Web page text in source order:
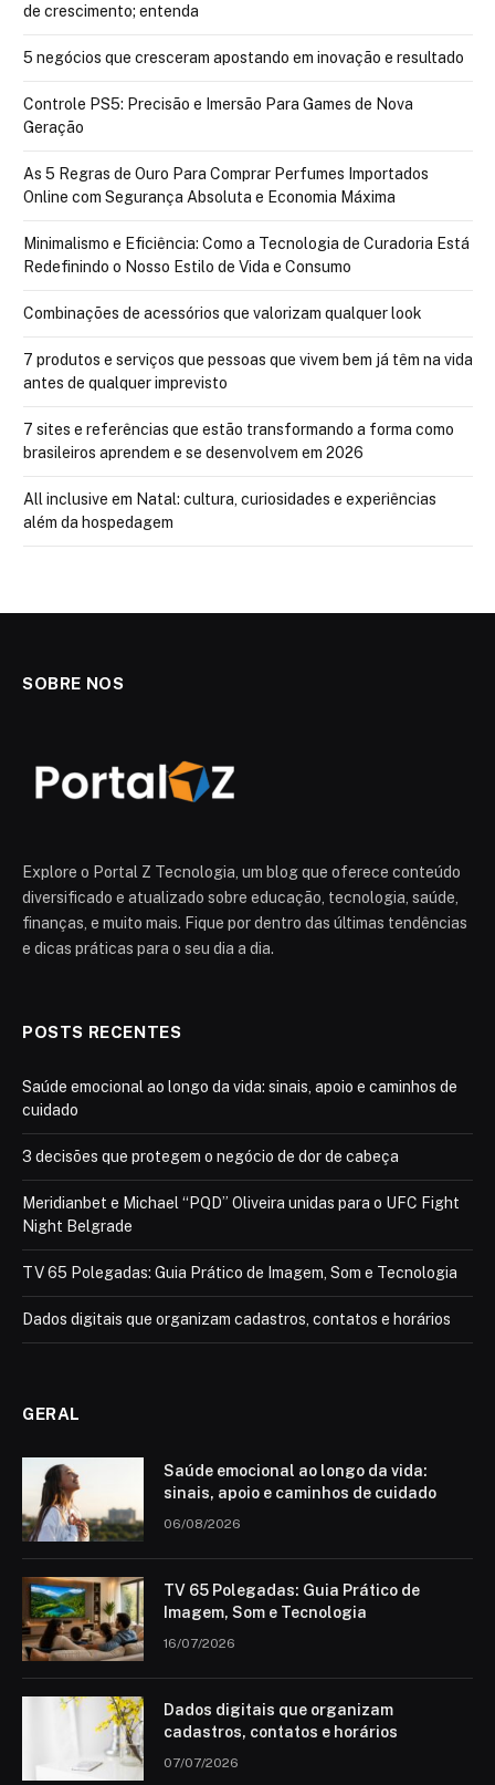
de crescimento; entenda
5 negócios que cresceram apostando em inovação e resultado
Controle PS5: Precisão e Imersão Para Games de Nova
Geração
As 5 Regras de Ouro Para Comprar Perfumes Importados
Online com Segurança Absoluta e Economia Máxima
Minimalismo e Eficiência: Como a Tecnologia de Curadoria Está
Redefinindo o Nosso Estilo de Vida e Consumo
Combinações de acessórios que valorizam qualquer look
7 produtos e serviços que pessoas que vivem bem já têm na vida
antes de qualquer imprevisto
7 sites e referências que estão transformando a forma como
brasileiros aprendem e se desenvolvem em 2026
All inclusive em Natal: cultura, curiosidades e experiências
além da hospedagem
SOBRE NOS
Explore o Portal Z Tecnologia, um blog que oferece conteúdo
diversificado e atualizado sobre educação, tecnologia, saúde,
finanças, e muito mais. Fique por dentro das últimas tendências
e dicas práticas para o seu dia a dia.
POSTS RECENTES
Saúde emocional ao longo da vida: sinais, apoio e caminhos de
cuidado
3 decisões que protegem o negócio de dor de cabeça
Meridianbet e Michael “PQD” Oliveira unidas para o UFC Fight
Night Belgrade
TV 65 Polegadas: Guia Prático de Imagem, Som e Tecnologia
Dados digitais que organizam cadastros, contatos e horários
GERAL
Saúde emocional ao longo da vida:
sinais, apoio e caminhos de cuidado
06/08/2026
TV 65 Polegadas: Guia Prático de
Imagem, Som e Tecnologia
16/07/2026
Dados digitais que organizam
cadastros, contatos e horários
07/07/2026